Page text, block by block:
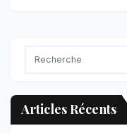
Articles Récents